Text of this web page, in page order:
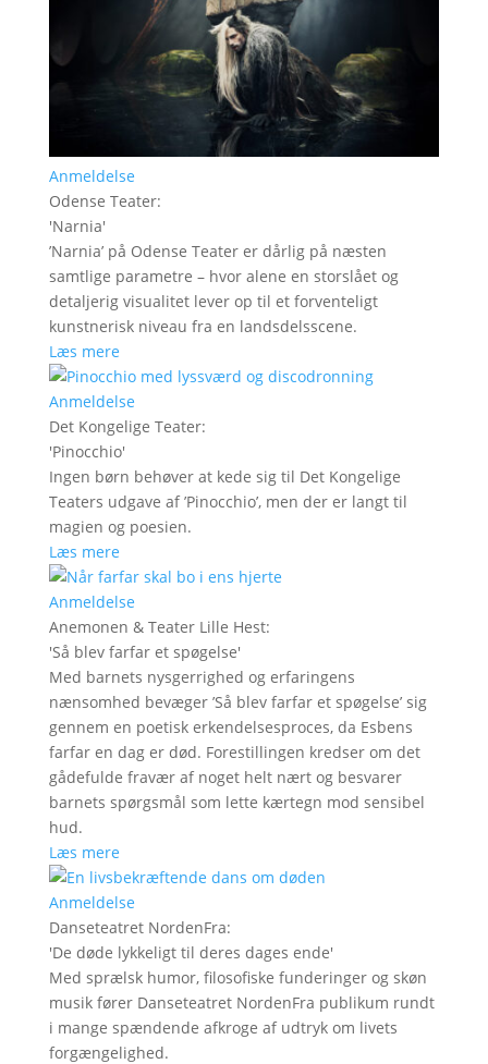
Anmeldelse
Odense Teater:
'Narnia'
’Narnia’ på Odense Teater er dårlig på næsten
samtlige parametre – hvor alene en storslået og
detaljerig visualitet lever op til et forventeligt
kunstnerisk niveau fra en landsdelsscene.
Læs mere
Anmeldelse
Det Kongelige Teater:
'Pinocchio'
Ingen børn behøver at kede sig til Det Kongelige
Teaters udgave af ’Pinocchio’, men der er langt til
magien og poesien.
Læs mere
Anmeldelse
Anemonen & Teater Lille Hest:
'Så blev farfar et spøgelse'
Med barnets nysgerrighed og erfaringens
nænsomhed bevæger ’Så blev farfar et spøgelse’ sig
gennem en poetisk erkendelsesproces, da Esbens
farfar en dag er død. Forestillingen kredser om det
gådefulde fravær af noget helt nært og besvarer
barnets spørgsmål som lette kærtegn mod sensibel
hud.
Læs mere
Anmeldelse
Danseteatret NordenFra:
'De døde lykkeligt til deres dages ende'
Med sprælsk humor, filosofiske funderinger og skøn
musik fører Danseteatret NordenFra publikum rundt
i mange spændende afkroge af udtryk om livets
forgængelighed.